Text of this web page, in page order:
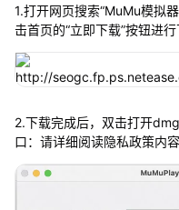
1.打开网页搜索“MuMu模拟
击首页的“立即下载”按钮进行
2.下载完成后，双击打开
口：请详细阅读隐私政策内